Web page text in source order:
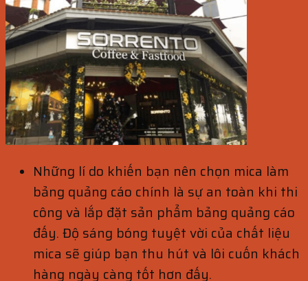
Những lí do khiến bạn nên chọn mica làm
bảng quảng cáo chính là sự an toàn khi thi
công và lắp đặt sản phẩm bảng quảng cáo
đấy. Độ sáng bóng tuyệt vời của chất liệu
mica sẽ giúp bạn thu hút và lôi cuốn khách
hàng ngày càng tốt hơn đấy.